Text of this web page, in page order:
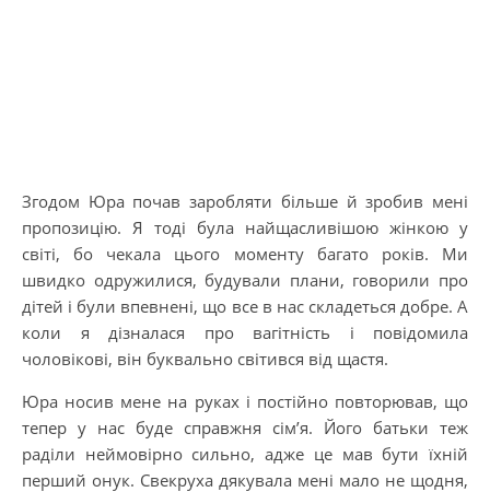
Згодом Юра почав заробляти більше й зробив мені
пропозицію. Я тоді була найщасливішою жінкою у
світі, бо чекала цього моменту багато років. Ми
швидко одружилися, будували плани, говорили про
дітей і були впевнені, що все в нас складеться добре. А
коли я дізналася про вагітність і повідомила
чоловікові, він буквально світився від щастя.
Юра носив мене на руках і постійно повторював, що
тепер у нас буде справжня сім’я. Його батьки теж
раділи неймовірно сильно, адже це мав бути їхній
перший онук. Свекруха дякувала мені мало не щодня,